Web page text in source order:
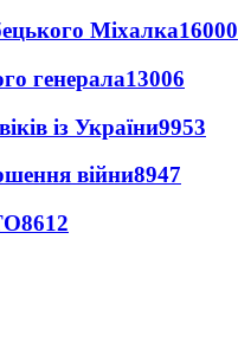
Міхалка16000
генерала13006
із України9953
війни8947
8612